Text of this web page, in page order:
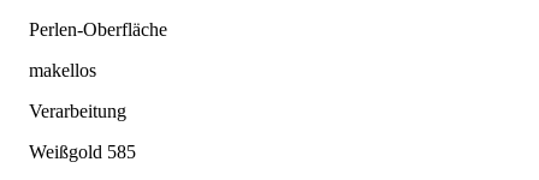
Perlen-Oberfläche
makellos
Verarbeitung
Weißgold 585